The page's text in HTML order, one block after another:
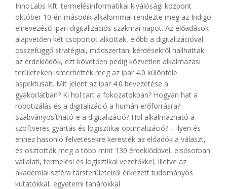
InnoLabs Kft. termelésinformatikai kiválósági központ
október 10-én második alkalommal rendezte meg az Indigo
elnevezésű ipari digitalizációs szakmai napot. Az előadások
alapvetően két csoportot alkottak, előbb a digitalizációval
összefüggő stratégiai, módszertani kérdésekről hallhattak
az érdeklődök, ezt követően pedig közvetlen alkalmazási
területeken ismerhették meg az ipar 4.0 különféle
aspektusait. Mit jelent az ipar 4.0 bevezetése a
gyakorlatban? Ki hol tart a fokozatokban? Hogyan hat a
robotizálás és a digitalizáció a humán erőforrásra?
Szabványosítható-e a digitalizáció? Hol alkalmazható a
szoftveres gyártás és logisztikai optimalizáció? – ilyen és
ehhez hasonló felvetésekre keresték az előadók a választ,
és osztották meg a több mint 130 érdeklődővel, elsősorban
vállalati, termelési és logisztikai vezetőkkel, illetve az
akadémiai szféra társterületeiről érkezett tudományos
kutatókkal, egyetemi tanárokkal